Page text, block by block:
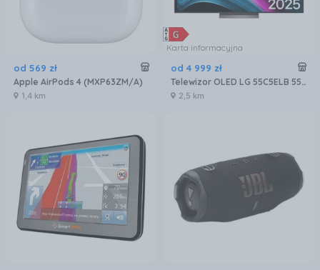
od 569 zł
Apple AirPods 4 (MXP63ZM/A)
1,4 km
Karta informacyjna
od 4 999 zł
Telewizor OLED LG 55C5ELB 55 cali 4K UHD
2,5 km